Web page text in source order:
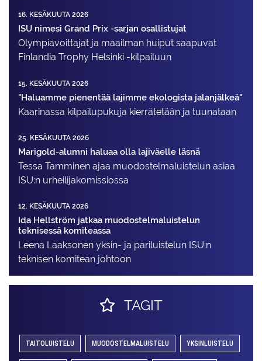
16. KESÄKUUTA 2026
ISU nimesi Grand Prix -sarjan osallistujat
Olympiavoittajat ja maailman huiput saapuvat
Finlandia Trophy Helsinki -kilpailuun
15. KESÄKUUTA 2026
"Haluamme pienentää lajimme ekologista jalanjälkeä"
Kaarinassa kilpailupukuja kierrätetään ja tuunataan
25. KESÄKUUTA 2026
Marigold-alumni haluaa olla lajiväelle läsnä
Tessa Tamminen ajaa muodostelma­luistelun asiaa
ISU:n urheilija­komissiossa
12. KESÄKUUTA 2026
Ida Hellström jatkaa muodostelmaluistelun
teknisessä komiteassa
Leena Laaksonen yksin- ja pariluistelun ISU:n
teknisen komitean johtoon
TAGIT
TAITOLUISTELU MUODOSTELMALUISTELU YKSINLUISTELU